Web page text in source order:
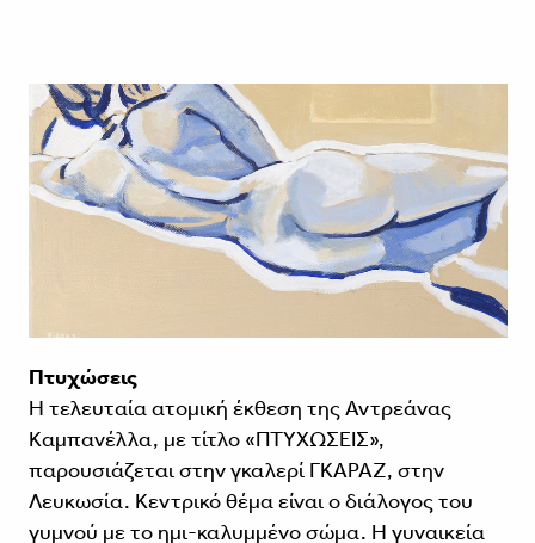
Πτυχώσεις
Η τελευταία ατομική έκθεση της Αντρεάνας
Καμπανέλλα, με τίτλο «ΠΤΥΧΩΣΕΙΣ»,
παρουσιάζεται στην γκαλερί ΓΚΑΡΑΖ, στην
Λευκωσία. Κεντρικό θέμα είναι ο διάλογος του
γυμνού με το ημι-καλυμμένο σώμα. Η γυναικεία